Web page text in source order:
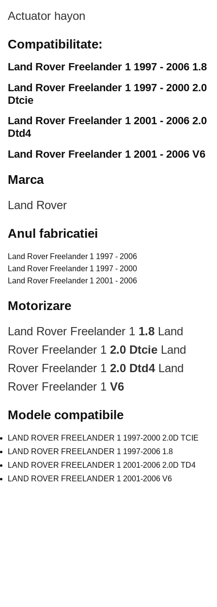
Actuator hayon
Compatibilitate:
Land Rover Freelander 1 1997 - 2006 1.8
Land Rover Freelander 1 1997 - 2000 2.0
Dtcie
Land Rover Freelander 1 2001 - 2006 2.0
Dtd4
Land Rover Freelander 1 2001 - 2006 V6
Marca
Land Rover
Anul fabricatiei
Land Rover Freelander 1 1997 - 2006
Land Rover Freelander 1 1997 - 2000
Land Rover Freelander 1 2001 - 2006
Motorizare
Land Rover Freelander 1 1.8 Land
Rover Freelander 1 2.0 Dtcie Land
Rover Freelander 1 2.0 Dtd4Land
Rover Freelander 1 V6
Modele compatibile
LAND ROVER FREELANDER 1 1997-2000 2.0D TCIE
LAND ROVER FREELANDER 1 1997-2006 1.8
LAND ROVER FREELANDER 1 2001-2006 2.0D TD4
LAND ROVER FREELANDER 1 2001-2006 V6